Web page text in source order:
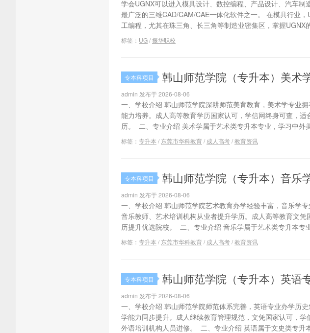
学会UGNX可以进入模具设计、数控编程、产品设计、汽车
最广泛的三维CAD/CAM/CAE一体化软件之一。 在模具行业
工编程，尤其在珠三角、长三角等制造业密集区，掌握UGNX
标签： UG/振华职校
专本科项目 韩山师范学院（专升本）美术
admin 发布于 2026-08-06
一、学校介绍 韩山师范学院深耕师范美育教育，美术学专业
能力培养。成人高等教育学历国家认可，学信网终身可查，
历。 二、专业介绍 美术学属于艺术类专升本专业，学习中外
标签： 专升本 / 东莞市华科教育/ 成人高考/教育资讯
专本科项目 韩山师范学院（专升本）音乐
admin 发布于 2026-08-06
一、学校介绍 韩山师范学院艺术教育办学经验丰富，音乐学
音乐教师、艺术培训机构从业者提升学历。成人高等教育文
历提升优选院校。 二、专业介绍 音乐学属于艺术类专升本专
标签： 专升本 / 东莞市华科教育/ 成人高考/教育资讯
专本科项目 韩山师范学院（专升本）英语
admin 发布于 2026-08-06
一、学校介绍 韩山师范学院师范体系完善，英语专业办学历
学能力同步提升。成人继续教育管理规范，文凭国家认可，学
外语培训机构人员进修。 二、专业介绍 英语属于文史类专升